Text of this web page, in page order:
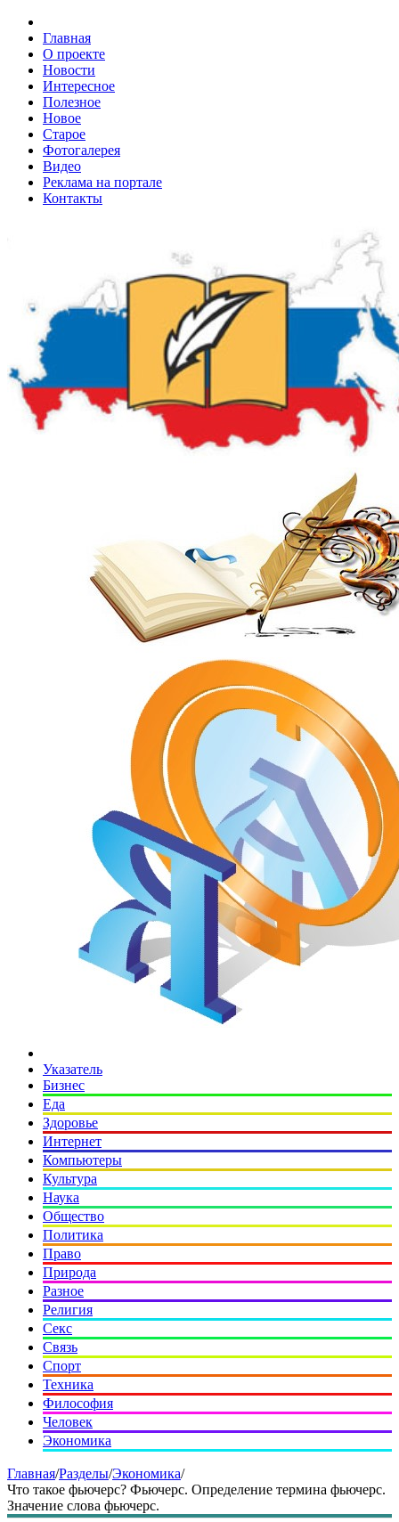
Главная
О проекте
Новости
Интересное
Полезное
Новое
Старое
Фотогалерея
Видео
Реклама на портале
Контакты
Указатель
Бизнес
Еда
Здоровье
Интернет
Компьютеры
Культура
Наука
Общество
Политика
Право
Природа
Разное
Религия
Секс
Связь
Спорт
Техника
Философия
Человек
Экономика
Главная/Разделы/Экономика/
Что такое фьючерс? Фьючерс. Определение термина фьючерс.
Значение слова фьючерс.